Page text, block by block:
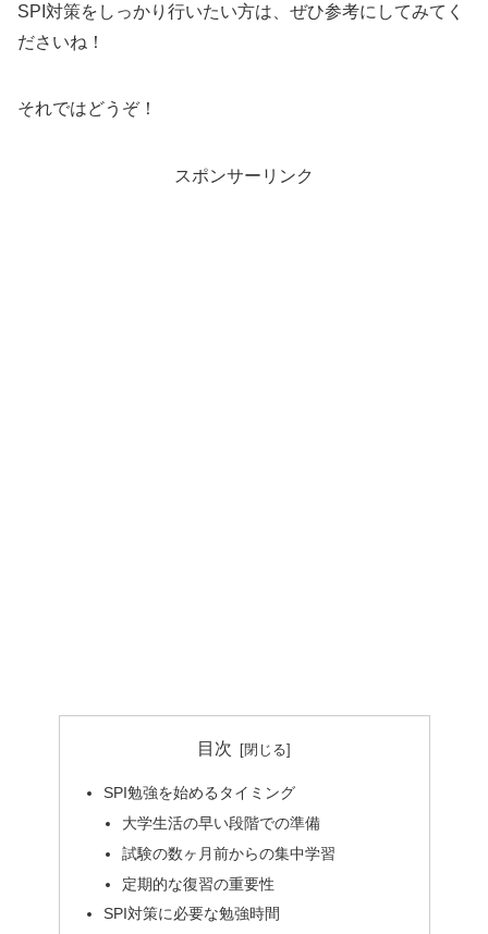
SPI対策をしっかり行いたい方は、ぜひ参考にしてみてく
ださいね！
それではどうぞ！
スポンサーリンク
目次
SPI勉強を始めるタイミング
大学生活の早い段階での準備
試験の数ヶ月前からの集中学習
定期的な復習の重要性
SPI対策に必要な勉強時間